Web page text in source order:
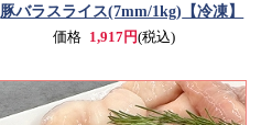
豚バラスライス(7mm/1kg) 【冷凍】
価格 1,917円(税込)